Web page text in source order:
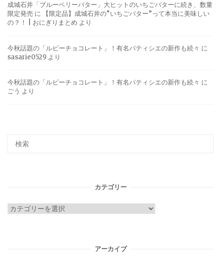
成城石井「ブルーベリーバター」大ヒットのいちごバターに続き、数量
限定発売 に
【限定品】成城石井の“いちごバター”って本当に美味しい
の？！ | おにぎりまとめ より
今秋話題の「ルビーチョコレート」！有名パティシエの新作も続々 に
sasarie0529 より
今秋話題の「ルビーチョコレート」！有名パティシエの新作も続々 に
ごう より
カテゴリー
カ
アーカイブ